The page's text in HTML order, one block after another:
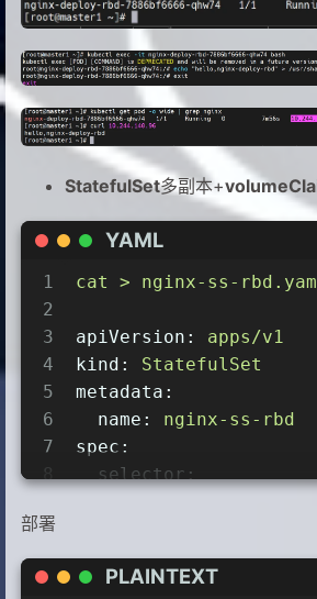
21
23
24
25
26
27
29
31
32
33
34
35
36
37
38
40
41
name:
nginx
- name: data
volumes:
- name: data
claimName:
apiVersion:
v1
metadata:
name:
nginx-rbd-pvc
spec:
storageClassName:
accessModes:
- ReadWriteOnce
storage: 5Gi
StatefulSet多副本+
YAML
1
2
3
4
5
6
7
8
10
11
12
cat > nginx-ss-
apiVersion:
apps/v1
kind:
StatefulSet
metadata:
name:
nginx-ss-rbd
spec:
selector:
serviceName: "nginx"
replicas:
3
部署
PLAINTEXT